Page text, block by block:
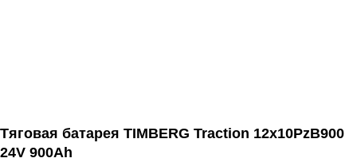
Тяговая батарея TIMBERG Traction 12x10PzB900
24V 900Ah